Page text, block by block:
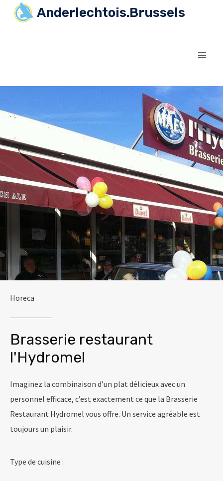
Anderlechtois.Brussels
Horeca
Brasserie restaurant
l'Hydromel
Imaginez la combinaison d’un plat délicieux avec un
personnel efficace, c’est exactement ce que la Brasserie
Restaurant Hydromel vous offre. Un service agréable est
toujours un plaisir.
Type de cuisine :